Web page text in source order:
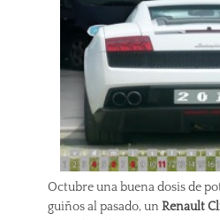
Octubre una buena dosis de
guiños al pasado, un Renault